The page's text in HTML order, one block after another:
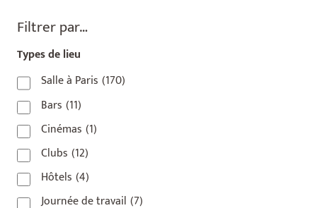
Filtrer par…
Types de lieu
Salle à Paris (170)
Bars (11)
Cinémas (1)
Clubs (12)
Hôtels (4)
Journée de travail (7)